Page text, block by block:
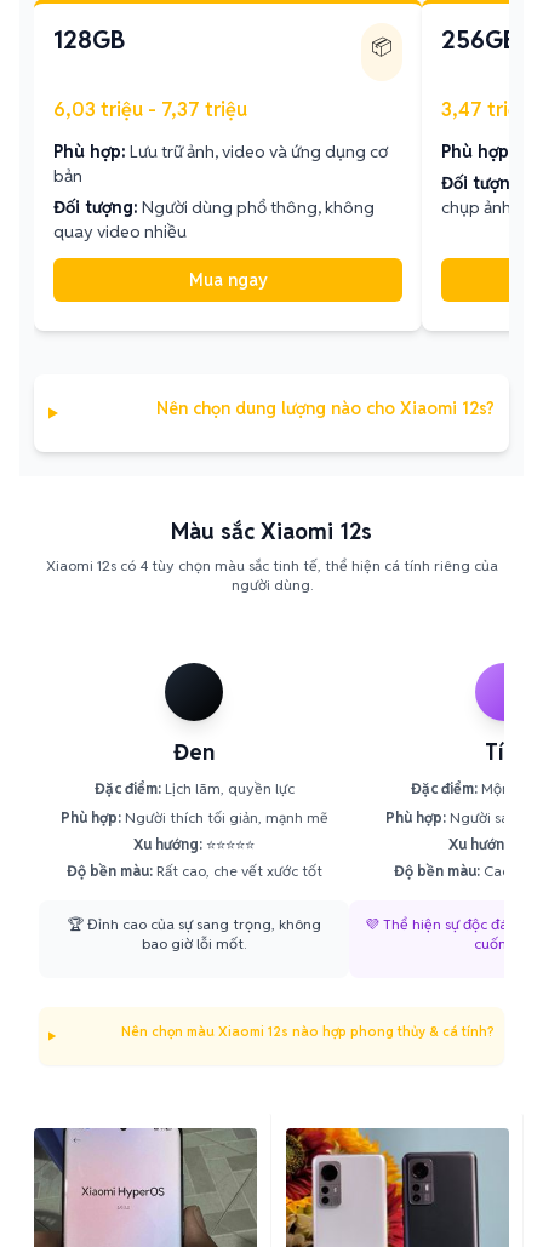
128GB 📦
6,03 triệu - 7,37 triệu
Phù hợp: Lưu trữ ảnh, video và ứng dụng cơ
bản
Đối tượng: Người dùng phổ thông, không
quay video nhiều
Mua ngay
256GB
3,47 triệu
Phù hợp:
Đối tượng:
chụp ảnh
Nên chọn dung lượng nào cho Xiaomi 12s?
Màu sắc Xiaomi 12s
Xiaomi 12s có 4 tùy chọn màu sắc tinh tế, thể hiện cá tính riêng của
người dùng.
Đen
Đặc điểm:Lịch lãm, quyền lực
Phù hợp:Người thích tối giản, mạnh mẽ
Xu hướng: ⭐⭐⭐⭐⭐
Độ bền màu:Rất cao, che vết xước tốt
🏆 Đỉnh cao của sự sang trọng, không
bao giờ lỗi mốt.
Tím
Đặc điểm:Mộng
Phù hợp: Người sáng
Xu hướng:
Độ bền màu:Cao, ít
💜 Thể hiện sự độc đáo,
cuốn hút.
Nên chọn màu Xiaomi 12s nào hợp phong thủy & cá tính?